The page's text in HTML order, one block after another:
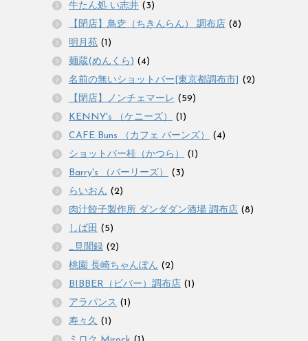
牛たん処 い志井 (3)
【閉店】鳥赱（ちきんらん） 調布店 (8)
明月苑 (1)
麺蔵(めんくら) (4)
名前の無いショットバー[東京都調布市]
(2)
【閉店】ノンチェマーレ (59)
KENNY's （ケニーズ）
(1)
CAFE Buns （カフェ バーンズ）
(4)
ショットバー桂（かつら）
(1)
Barry's （バーリーズ）
(3)
らいおん (2)
肉汁餃子製作所 ダンダダン酒場 調布店 (8)
しば田 (5)
_見聞録 (2)
桃園 長崎ちゃんぽん (2)
BIBBER（ビバー）調布店 (1)
アラパンス (1)
寿々久 (1)